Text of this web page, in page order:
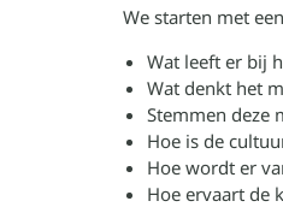
We starten met
Wat leeft er bij
Wat denkt het
Stemmen deze
Hoe is de
Hoe wordt er
Hoe ervaart de